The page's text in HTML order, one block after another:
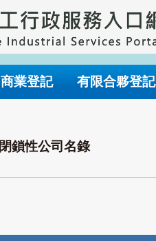
商業登記 有限合夥登記
閉鎖性公司名錄